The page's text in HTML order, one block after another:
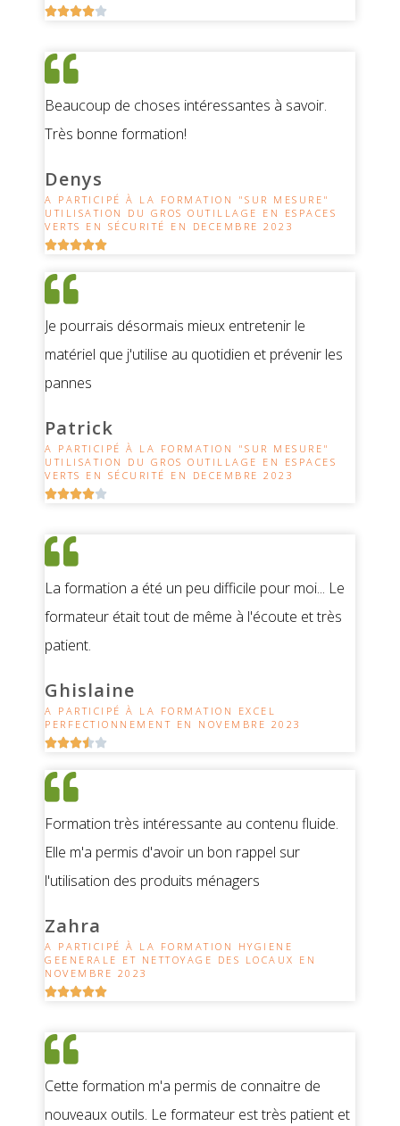

Beaucoup de choses intéressantes à savoir.
Très bonne formation!
Denys
A PARTICIPÉ À LA FORMATION "SUR MESURE"
UTILISATION DU GROS OUTILLAGE EN ESPACES
VERTS EN SÉCURITÉ EN DECEMBRE 2023

Je pourrais désormais mieux entretenir le
matériel que j'utilise au quotidien et prévenir les
pannes
Patrick
A PARTICIPÉ À LA FORMATION "SUR MESURE"
UTILISATION DU GROS OUTILLAGE EN ESPACES
VERTS EN SÉCURITÉ EN DECEMBRE 2023

La formation a été un peu difficile pour moi... Le
formateur était tout de même à l'écoute et très
patient.
Ghislaine
A PARTICIPÉ À LA FORMATION EXCEL
PERFECTIONNEMENT EN NOVEMBRE 2023

Formation très intéressante au contenu fluide.
Elle m'a permis d'avoir un bon rappel sur
l'utilisation des produits ménagers
Zahra
A PARTICIPÉ À LA FORMATION HYGIENE
GEENERALE ET NETTOYAGE DES LOCAUX EN
NOVEMBRE 2023

Cette formation m'a permis de connaitre de
nouveaux outils. Le formateur est très patient et